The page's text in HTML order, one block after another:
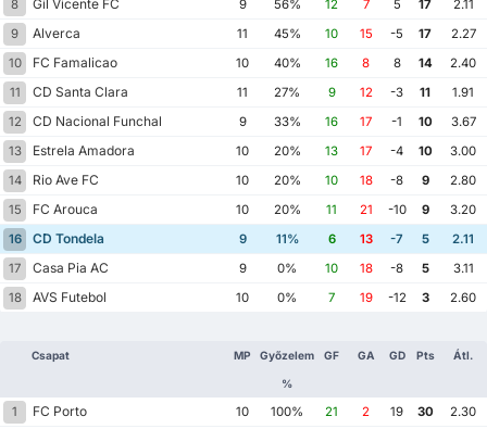
8
Gil Vicente FC 9 56% 12 7 5 17
2.11
9
Alverca 11 45% 10 15 -5 17
2.27
10
FC Famalicao 10 40% 16 8 8 14
2.40
11
CD Santa Clara 11 27% 9 12 -3 11
1.91
12
CD Nacional Funchal 9 33% 16 17 -1 10
3.67
13
Estrela Amadora 10 20% 13 17 -4 10
3.00
14
Rio Ave FC 10 20% 10 18 -8 9
2.80
15
FC Arouca 10 20% 11 21 -10 9
3.20
16
CD Tondela 9 11% 6 13 -7 5
2.11
17
Casa Pia AC 9 0% 10 18 -8 5
3.11
18
AVS Futebol 10 0% 7 19 -12 3 2.60
Csapat MP Győzelem
%
GF GA GD Pts Átl.
1 FC Porto 10 100% 21 2 19 30
2.30